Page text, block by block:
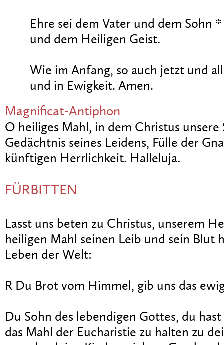
Ehre sei dem Vater und dem Sohn *
und dem Heiligen Geist.
Wie im Anfang, so auch jetzt und
und in Ewigkeit. Amen.
Magnificat-Antiphon
O heiliges Mahl, in dem Christus unsere
Gedächtnis seines Leidens, Fülle der
künftigen Herrlichkeit. Halleluja.
FÜRBITTEN
Lasst uns beten zu Christus, unserem
heiligen Mahl seinen Leib und sein Blut
Leben der Welt:
R Du Brot vom Himmel, gib uns das
Du Sohn des lebendigen Gottes, du
das Mahl der Eucharistie zu halten zu